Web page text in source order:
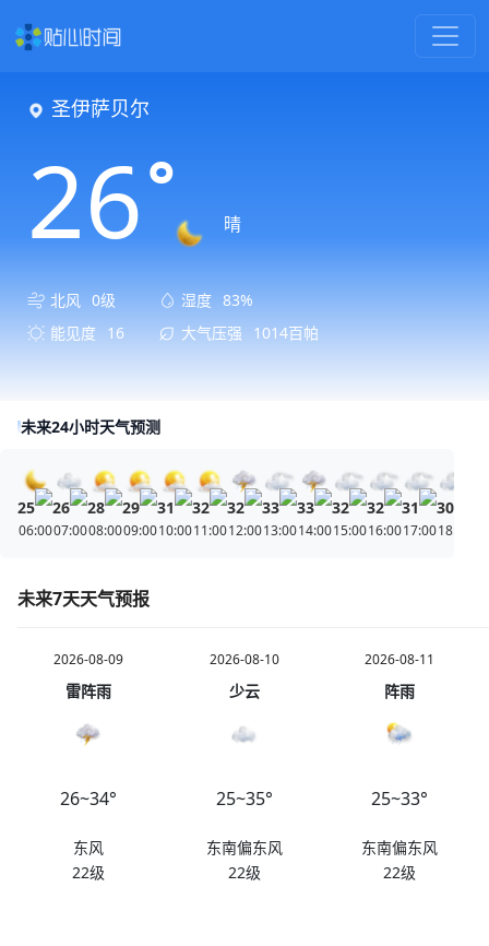
圣伊萨贝尔
26° 晴
北风 0级 湿度 83%
能见度 16 大气压强 1014百帕
未来24小时天气预测
25
06:00
26
07:00
28
08:00
29
09:00
31
10:00
32
11:00
32
12:00
33
13:00
33
14:00
32
15:00
32
16:00
31
17:00
30
18:00
未来7天天气预报
2026-08-09
雷阵雨
26~34°
东风
22级
2026-08-10
少云
25~35°
东南偏东风
22级
2026-08-11
阵雨
25~33°
东南偏东风
22级